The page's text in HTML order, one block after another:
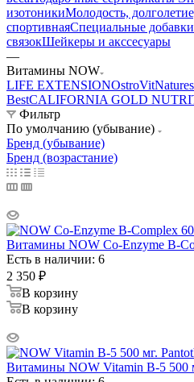
изотоникиМолодость,
спортивнаяСпециальные добавки
связокШейкеры и акссесуары
—
Витамины NOW
LIFE EXTENSIONOstroVit
BestCALIFORNIA GOLD
Фильтр
По умолчанию (убывание)
Бренд (убывание)
Бренд (возрастание)
Витамины NOW Co-Enzyme B-
Есть в наличии: 6
2 350 ₽
В корзину
В корзину
Витамины NOW Vitamin B-5 500